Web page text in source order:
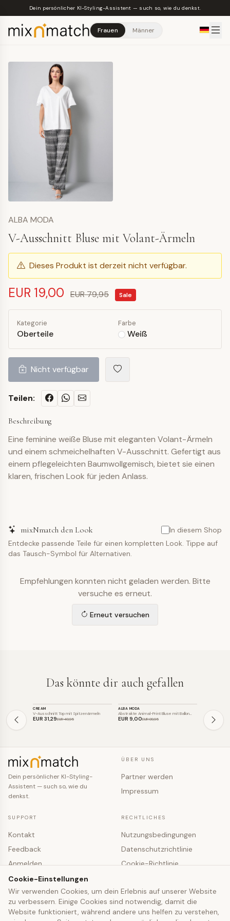
Skip to main content
Dein persönlicher KI-Styling-Assistent — such so, wie du denkst.
Frauen Männer
ALBA MODA
V-Ausschnitt Bluse mit Volant-Ärmeln
Dieses Produkt ist derzeit nicht verfügbar.
EUR 19,00 EUR 79,95 Sale
Kategorie
Oberteile
Farbe
Weiß
Nicht verfügbar
Teilen:
Beschreibung
Eine feminine weiße Bluse mit eleganten Volant-Ärmeln
und einem schmeichelhaften V-Ausschnitt. Gefertigt aus
einem pflegeleichten Baumwollgemisch, bietet sie einen
klaren, frischen Look für jeden Anlass.
mixNmatch den Look
In diesem Shop
Entdecke passende Teile für einen kompletten Look. Tippe auf
das Tausch-Symbol für Alternativen.
Empfehlungen konnten nicht geladen werden. Bitte
versuche es erneut.
Erneut versuchen
Das könnte dir auch gefallen
SALE
CREAM
V-Ausschnitt Top mit Spitzenärmeln
EUR 31,29EUR 49,95
SALE
ALBA MODA
Abstrakte Animal-Print Bluse mit Ballon…
EUR 9,00EUR 89,95
SALE
EUR 99
Dein persönlicher KI-Styling-
Assistent — such so, wie du
denkst.
ÜBER UNS
Partner werden
Impressum
SUPPORT
Kontakt
Feedback
Anmelden
Registrieren
RECHTLICHES
Nutzungsbedingungen
Datenschutzrichtlinie
Cookie-Richtlinie
© 2026 mixNmatch · co-fashion UG (haftungsbeschränkt)
Cookie-Einstellungen
Wir verwenden Cookies, um dein Erlebnis auf unserer Website
zu verbessern. Einige Cookies sind notwendig, damit die
Website funktioniert, während andere uns helfen zu verstehen,